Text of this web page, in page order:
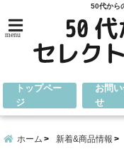
50代から
menu
トップペー
ジ
お問
せ
ホーム 新着&商品情報